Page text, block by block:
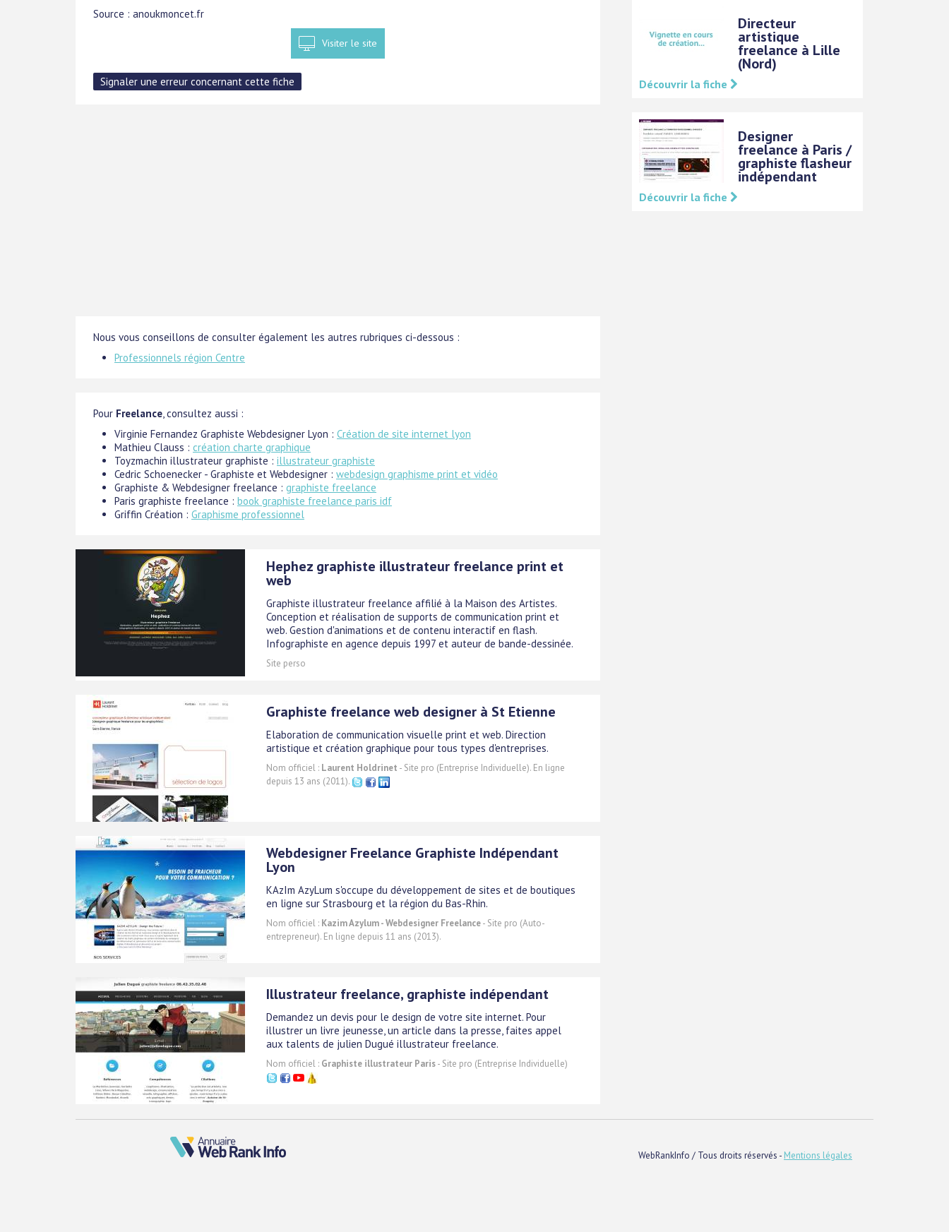
Source : anoukmoncet.fr
Visiter le site
Nous vous conseillons de consulter également les autres rubriques ci-dessous :
Professionnels région Centre
Pour Freelance, consultez aussi :
Virginie Fernandez Graphiste Webdesigner Lyon : Création de site internet lyon
Mathieu Clauss : création charte graphique
Toyzmachin illustrateur graphiste : illustrateur graphiste
Cedric Schoenecker - Graphiste et Webdesigner : webdesign graphisme print et vidéo
Graphiste & Webdesigner freelance : graphiste freelance
Paris graphiste freelance : book graphiste freelance paris idf
Griffin Création : Graphisme professionnel
Hephez graphiste illustrateur freelance print et
web
Graphiste illustrateur freelance affilié à la Maison des Artistes.
Conception et réalisation de supports de communication print et
web. Gestion d'animations et de contenu interactif en flash.
Infographiste en agence depuis 1997 et auteur de bande-dessinée.
Site perso
Graphiste freelance web designer à St Etienne
Elaboration de communication visuelle print et web. Direction
artistique et création graphique pour tous types d'entreprises.
Nom officiel : Laurent Holdrinet - Site pro (Entreprise Individuelle). En ligne
depuis 13 ans (2011).
Webdesigner Freelance Graphiste Indépendant
Lyon
KAzIm AzyLum s'occupe du développement de sites et de boutiques
en ligne sur Strasbourg et la région du Bas-Rhin.
Nom officiel : Kazim Azylum - Webdesigner Freelance- Site pro (Auto-
entrepreneur). En ligne depuis 11 ans (2013).
Illustrateur freelance, graphiste indépendant
Demandez un devis pour le design de votre site internet. Pour
illustrer un livre jeunesse, un article dans la presse, faites appel
aux talents de julien Dugué illustrateur freelance.
Nom officiel : Graphiste illustrateur Paris- Site pro (Entreprise Individuelle)
Directeur
artistique
freelance à Lille
(Nord)
Découvrir la fiche
Designer
freelance à Paris /
graphiste flasheur
indépendant
Découvrir la fiche
WebRankInfo / Tous droits réservés - Mentions légales